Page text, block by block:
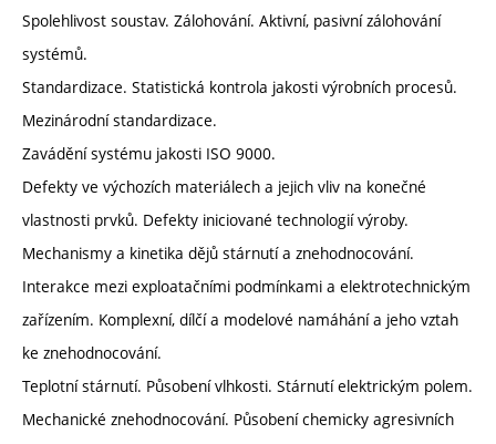
Spolehlivost soustav. Zálohování. Aktivní, pasivní zálohování
systémů.
Standardizace. Statistická kontrola jakosti výrobních procesů.
Mezinárodní standardizace.
Zavádění systému jakosti ISO 9000.
Defekty ve výchozích materiálech a jejich vliv na konečné
vlastnosti prvků. Defekty iniciované technologií výroby.
Mechanismy a kinetika dějů stárnutí a znehodnocování.
Interakce mezi exploatačními podmínkami a elektrotechnickým
zařízením. Komplexní, dílčí a modelové namáhání a jeho vztah
ke znehodnocování.
Teplotní stárnutí. Působení vlhkosti. Stárnutí elektrickým polem.
Mechanické znehodnocování. Působení chemicky agresivních